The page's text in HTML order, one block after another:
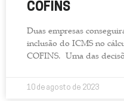
COFINS
Duas empresas
inclusão do ICMS no
COFINS. Uma das
10 de agosto de 2023